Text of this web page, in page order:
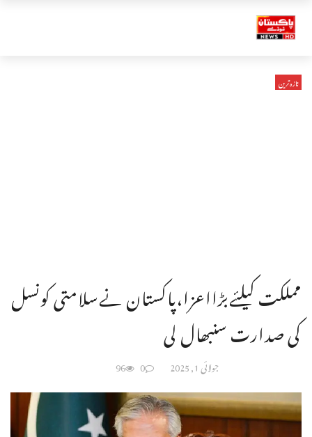
تازہ ترین
مملکت کیلئےبڑااعزا،پاکستان نےسلامتی کونسل
کی صدارت سنبھال لی
جولائی 1, 2025 0
96